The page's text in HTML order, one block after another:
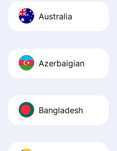
Australia
Azerbaigian
Bangladesh